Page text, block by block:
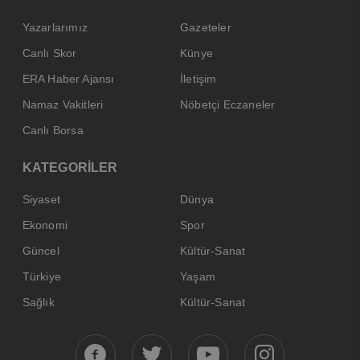
Yazarlarımız
Gazeteler
Canlı Skor
Künye
ERA Haber Ajansı
İletişim
Namaz Vakitleri
Nöbetçi Eczaneler
Canlı Borsa
KATEGORİLER
Siyaset
Dünya
Ekonomi
Spor
Güncel
Kültür-Sanat
Türkiye
Yaşam
Sağlık
Kültür-Sanat